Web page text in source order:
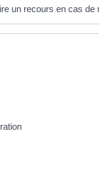
un recours en cas de